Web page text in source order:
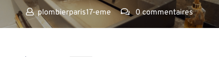
plombierparis17-eme
0 commentaires